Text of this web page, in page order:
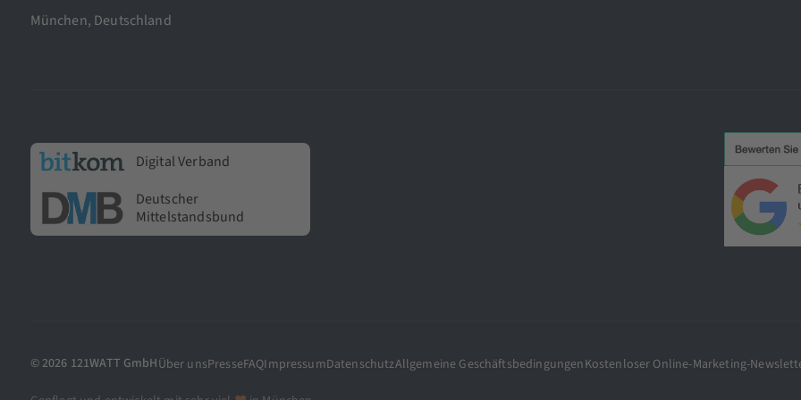
München, Deutschland
Digital Verband
Deutscher
Mittelstandsbund
© 2026 121WATT GmbHÜber unsPresseFAQImpressumDatenschutzAllgemeine GeschäftsbedingungenKostenloser Online-Marketing-